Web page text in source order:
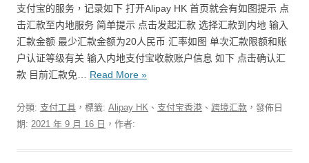
支付宝的服务，记录如下 打开Alipay HK 首页就会有如图提示 点
击汇款至内地服务 简单提示 点击发起汇款 选择汇款到内地 输入
汇款金额 最少汇款金额为20人民币 汇率如图 单次汇款限额和账
户认证等级有关 输入内地支付宝收款账户信息 如下 点击确认汇
款 目前汇款免… Read More »
分類: 支付工具 ，標籤: Alipay HK 、 支付宝香港 、 跨境汇款 ，發佈日
期: 2021 年 9 月 16 日 ，作者: